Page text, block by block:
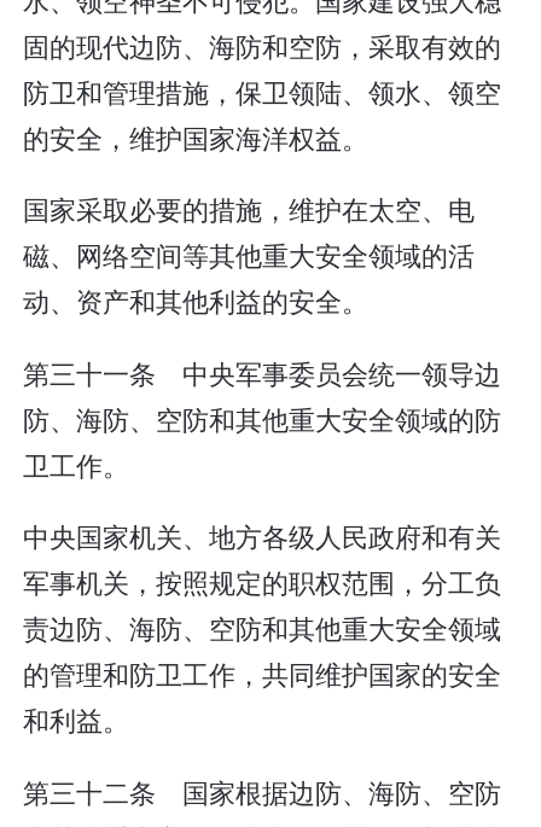
固的现代边防、海防和空防，采取有效的
防卫和管理措施，保卫领陆、领水、领空
的安全，维护国家海洋权益。
国家采取必要的措施，维护在太空、电
磁、网络空间等其他重大安全领域的活
动、资产和其他利益的安全。
第三十一条 中央军事委员会统一领导边
防、海防、空防和其他重大安全领域的防
卫工作。
中央国家机关、地方各级人民政府和有关
军事机关，按照规定的职权范围，分工负
责边防、海防、空防和其他重大安全领域
的管理和防卫工作，共同维护国家的安全
和利益。
第三十二条 国家根据边防、海防、空防